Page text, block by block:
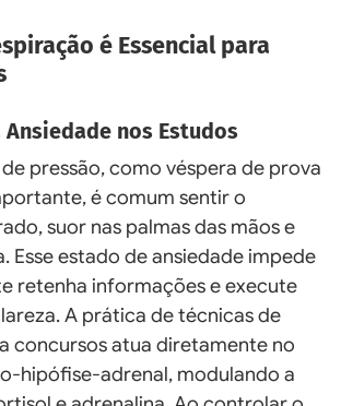
é Essencial para
nos Estudos
pressão, como véspera de prova
é comum sentir o
suor nas palmas das mãos e
Esse estado de ansiedade impede
retenha informações e execute
A prática de técnicas de
concursos atua diretamente no
hipófise-adrenal, modulando a